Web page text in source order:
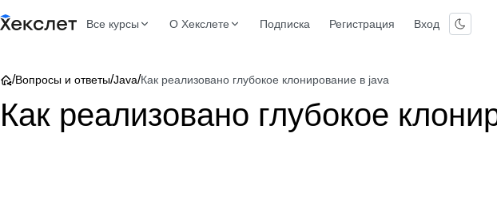
Все курсы О Хекслете Подписка Регистрация Вход
/Вопросы и ответы/Java/Как реализовано глубокое клонирование в java
Как реализовано глубокое